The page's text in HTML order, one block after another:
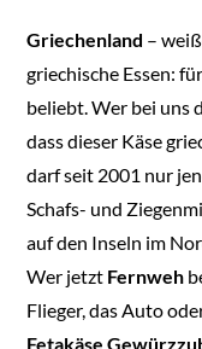
Griechenland –
griechische Essen:
beliebt. Wer bei uns
dass dieser Käse
darf seit 2001 nur
Schafs- und
auf den Inseln im
Wer jetzt Fernweh
Flieger, das Auto
Fetakäse